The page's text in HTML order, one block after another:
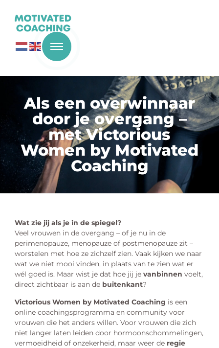
Als een overwinnaar
door je overgang –
met Victorious
Women by Motivated
Coaching
Wat zie jij als je in de spiegel?
Veel vrouwen in de overgang – of je nu in de
perimenopauze, menopauze of postmenopauze zit –
worstelen met hoe ze zichzelf zien. Vaak kijken we naar
wat we niet mooi vinden, in plaats van te zien wat er
wél goed is. Maar wist je dat hoe jij je vanbinnen voelt,
direct zichtbaar is aan de buitenkant?
Victorious Women by Motivated Coaching is een
online coachingsprogramma en community voor
vrouwen die het anders willen. Voor vrouwen die zich
niet langer laten leiden door hormoonschommelingen,
vermoeidheid of onzekerheid, maar weer de regie